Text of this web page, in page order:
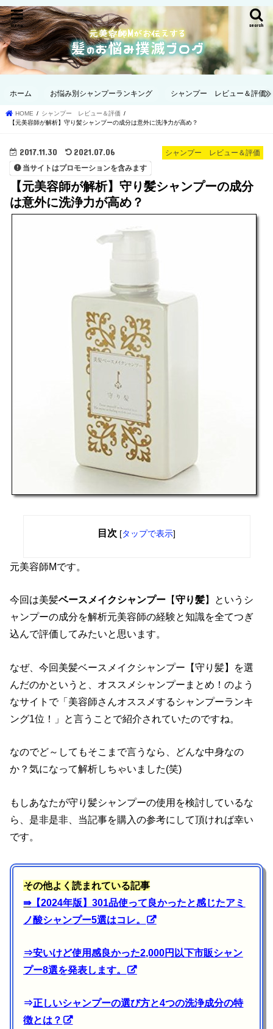
search
menu
ホーム お悩み別シャンプーランキング シャンプー レビュー＆評価
HOME
シャンプー レビュー＆評価
【元美容師が解析】守り髪シャンプーの成分は意外に洗浄力が高め？
シャンプー レビュー＆評価
2017.11.30 2021.07.06
当サイトはプロモーションを含みます
【元美容師が解析】守り髪シャンプーの成分
は意外に洗浄力が高め？
目次 [タップで表示]
元美容師Mです。
今回は美髪ベースメイクシャンプー 【守り髪】というシ
ャンプーの成分を解析元美容師の経験と知識を全てつぎ
込んで評価してみたいと思います。
なぜ、今回美髪ベースメイクシャンプー【守り髪】を選
んだのかというと、オススメシャンプーまとめ！のよう
なサイトで「美容師さんオススメするシャンプーランキ
ング1位！」と言うことで紹介されていたのですね。
なのでど～してもそこまで言うなら、どんな中身なの
か？気になって解析しちゃいました(笑)
もしあなたが守り髪シャンプーの使用を検討しているな
ら、是非是非、当記事を購入の参考にして頂ければ幸い
です。
その他よく読まれている記事
⇛【2024年版】301品使って良かったと感じたアミ
ノ酸シャンプー5選はコレ。
⇒安いけど使用感良かった2,000円以下市販シャン
プー8選を発表します。
⇒正しいシャンプーの選び方と4つの洗浄成分の特
徴とは？